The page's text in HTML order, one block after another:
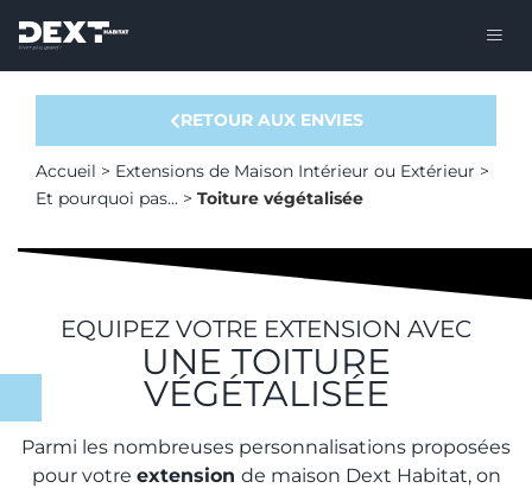
RETOUR AUX ENVIES
Accueil > Extensions de Maison Intérieur ou Extérieur >
Et pourquoi pas... > Toiture végétalisée
EQUIPEZ VOTRE EXTENSION AVEC
UNE TOITURE
VÉGÉTALISÉE
Parmi les nombreuses personnalisations proposées
pour votre extension de maison Dext Habitat, on